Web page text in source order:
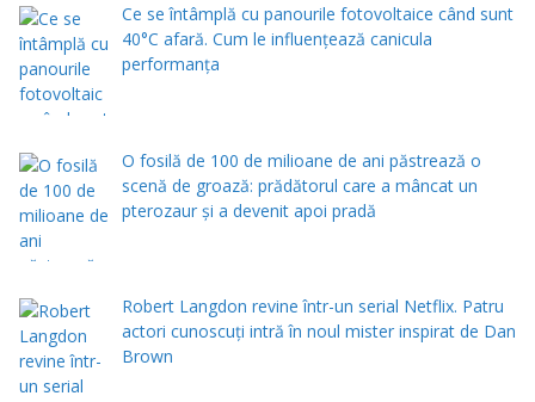
Ce se întâmplă cu panourile fotovoltaice când sunt
40°C afară. Cum le influențează canicula
performanța
O fosilă de 100 de milioane de ani păstrează o
scenă de groază: prădătorul care a mâncat un
pterozaur și a devenit apoi pradă
Robert Langdon revine într-un serial Netflix. Patru
actori cunoscuți intră în noul mister inspirat de Dan
Brown